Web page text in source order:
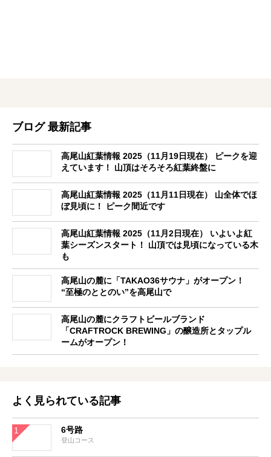
ブログ 最新記事
高尾山紅葉情報 2025（11月19日現在） ピークを迎
えています！ 山頂はそろそろ紅葉終盤に
高尾山紅葉情報 2025（11月11日現在） 山全体でほ
ぼ見頃に！ ピーク間近です
高尾山紅葉情報 2025（11月2日現在） いよいよ紅
葉シーズンスタート！ 山頂では見頃になっている木
も
高尾山の麓に「TAKAO36サウナ」がオープン！
“至極のととのい”を高尾山で
高尾山の麓にクラフトビールブランド
「CRAFTROCK BREWING」の醸造所とタップル
ームがオープン！
よく見られている記事
6号路
登山コース